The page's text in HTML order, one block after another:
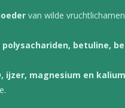
van wilde
polysachariden, betuline,
ijzer, magnesium en kalium